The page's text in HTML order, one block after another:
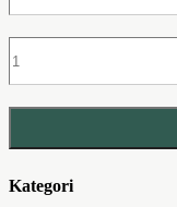
Kategori